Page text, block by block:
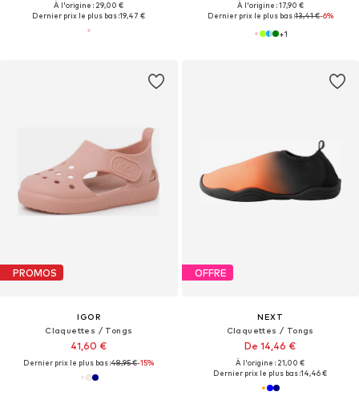
À l'origine : 29,00 €
Dernier prix le plus bas :19,47 €
À l'origine : 17,90 €
Dernier prix le plus bas :13,41 €-6%
+1
PROMOS
IGOR
Claquettes / Tongs
41,60 €
Dernier prix le plus bas :48,95 €-15%
OFFRE
NEXT
Claquettes / Tongs
De 14,46 €
À l'origine : 21,00 €
Dernier prix le plus bas :14,46 €